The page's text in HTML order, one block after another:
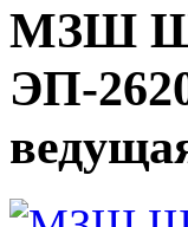
МЗШ
ЭП-